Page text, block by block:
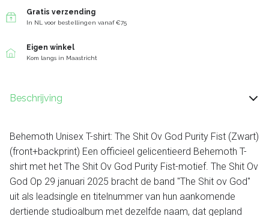
Gratis verzending
In NL voor bestellingen vanaf €75
Eigen winkel
Kom langs in Maastricht
Beschrijving
Behemoth Unisex T-shirt: The Shit Ov God Purity Fist (Zwart)
(front+backprint) Een officieel gelicentieerd Behemoth T-
shirt met het The Shit Ov God Purity Fist-motief. The Shit Ov
God Op 29 januari 2025 bracht de band "The Shit ov God"
uit als leadsingle en titelnummer van hun aankomende
dertiende studioalbum met dezelfde naam, dat gepland